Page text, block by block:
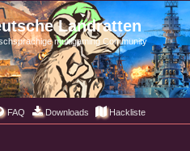
Landratten
multigaming Community
FAQ Downloads Hackliste